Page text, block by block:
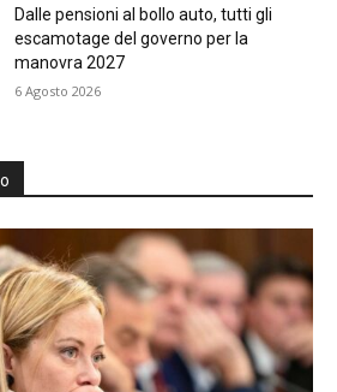
Dalle pensioni al bollo auto, tutti gli
escamotage del governo per la
manovra 2027
6 Agosto 2026